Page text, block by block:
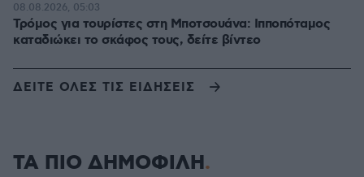
Τρόμος για τουρίστες στη Μποτσουάνα: Ιπποπόταμος
καταδιώκει το σκάφος τους, δείτε βίντεο
08.08.2026, 05:03
ΔΕΙΤΕ ΟΛΕΣ ΤΙΣ ΕΙΔΗΣΕΙΣ
ΤΑ ΠΙΟ ΔΗΜΟΦΙΛΗ